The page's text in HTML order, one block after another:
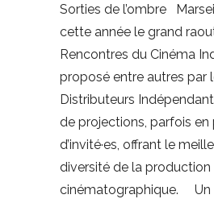
Sorties de l’ombre
cette année le grand
Rencontres du Cinéma
proposé entre autres par
Distributeurs
de projections, parfois en
d’invité·es, offrant le
diversité de la production
cinématographique. Un